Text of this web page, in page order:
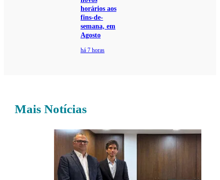
horários aos
fins-de-
semana, em
Agosto
há 7 horas
Mais Notícias